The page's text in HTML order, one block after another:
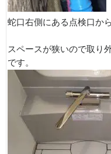
蛇口右側にある点検口か
スペースが狭いので取り
です。